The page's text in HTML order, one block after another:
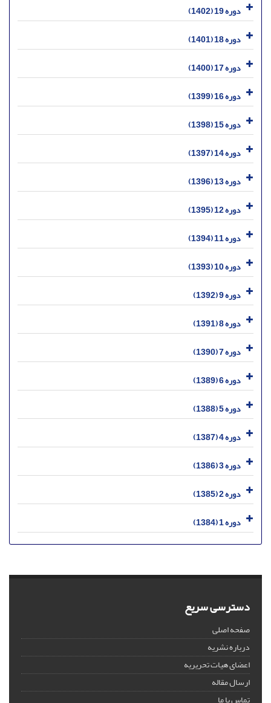
دوره 19 (1402)
دوره 18 (1401)
دوره 17 (1400)
دوره 16 (1399)
دوره 15 (1398)
دوره 14 (1397)
دوره 13 (1396)
دوره 12 (1395)
دوره 11 (1394)
دوره 10 (1393)
دوره 9 (1392)
دوره 8 (1391)
دوره 7 (1390)
دوره 6 (1389)
دوره 5 (1388)
دوره 4 (1387)
دوره 3 (1386)
دوره 2 (1385)
دوره 1 (1384)
دسترسی سریع
صفحه اصلی
درباره نشریه
اعضای هیات تحریریه
ارسال مقاله